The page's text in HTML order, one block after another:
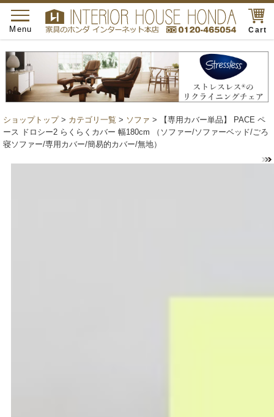
Cart
toggle
navigation
Menu
ショップトップ> カテゴリ一覧 > ソファ > 【専用カバー単品】 PACE ペ
ース ドロシー2 らくらくカバー 幅180cm （ソファー/ソファーベッド/ごろ
寝ソファー/専用カバー/簡易的カバー/無地）